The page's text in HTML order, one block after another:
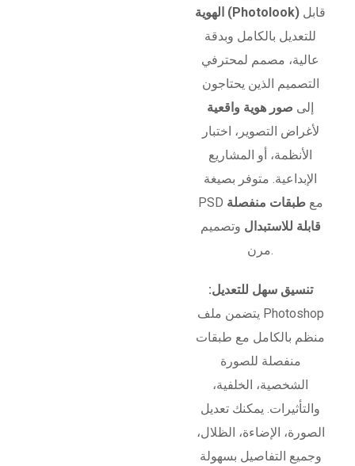
الهوية (Photolook)
للتعديل بالكامل وبدقة
عالية، مصمم لمحترفي
التصميم الذين يحتاجون
إلى صور هوية واقعية
لأغراض التصوير، اختبار
الأنظمة، أو المشاريع
الإبداعية. متوفر بصيغة
PSD معطبقات منفصلة
قابلة للاستبدال وتصميم
مرن.
تنسيق سهل للتعديل:
يتضمن ملف Photoshop
منظم بالكامل مع طبقات
منفصلة للصورة
الشخصية، الخلفية،
والتأثيرات. يمكنك تعديل
الصورة، الإضاءة، الظلال،
وجميع التفاصيل بسهولة